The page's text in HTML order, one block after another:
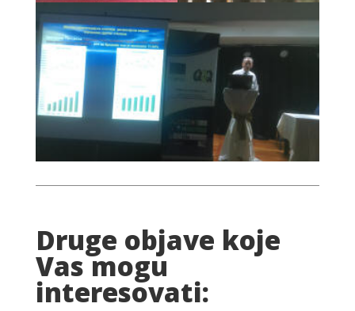
Druge objave koje
Vas mogu
interesovati: